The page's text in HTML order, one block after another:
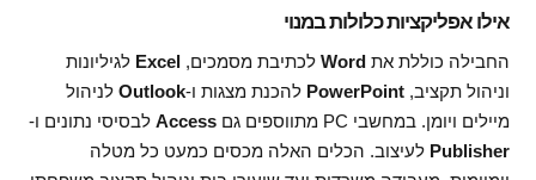
אילו אפליקציות כלולות במנוי
החבילה כוללת אתWord לכתיבת מסמכים,Excel לגיליונות
וניהול תקציב,PowerPoint להכנת מצגות ו-Outlook לניהול
מיילים ויומן. במחשבי PC מתווספים גם
Access לבסיסי נתונים ו-
Publisher לעיצוב. הכלים האלה מכסים כמעט כל מטלה